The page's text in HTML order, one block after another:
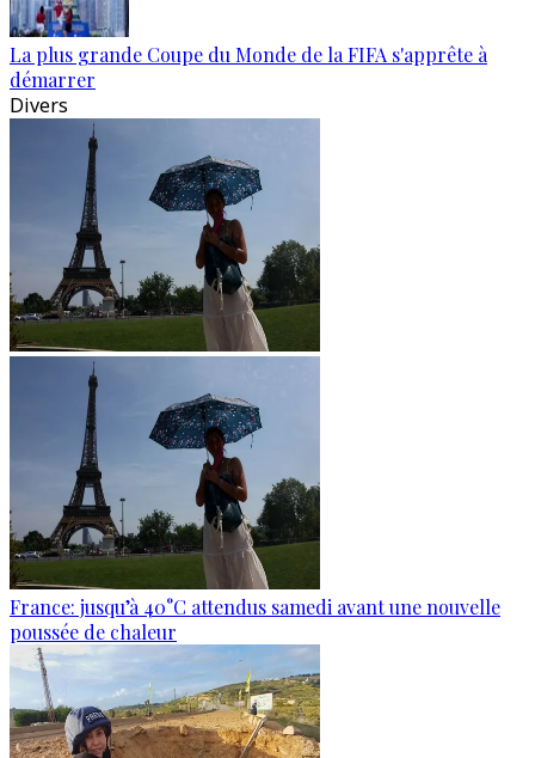
La plus grande Coupe du Monde de la FIFA s'apprête à
démarrer
Divers
France: jusqu’à 40°C attendus samedi avant une nouvelle
poussée de chaleur